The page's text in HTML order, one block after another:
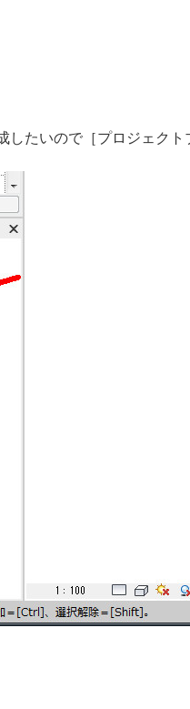
したいので［プロジェク